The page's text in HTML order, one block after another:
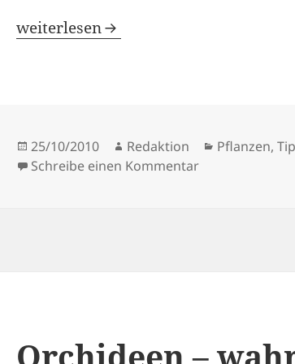
Ikebana – Kunst des
weiterlesen
Veröffentlicht
am
25/10/2010 Autor
Redaktion Kategorien
Pflanzen,
Schreibe einen Kommentarzu Ikebana –
Orchideen –